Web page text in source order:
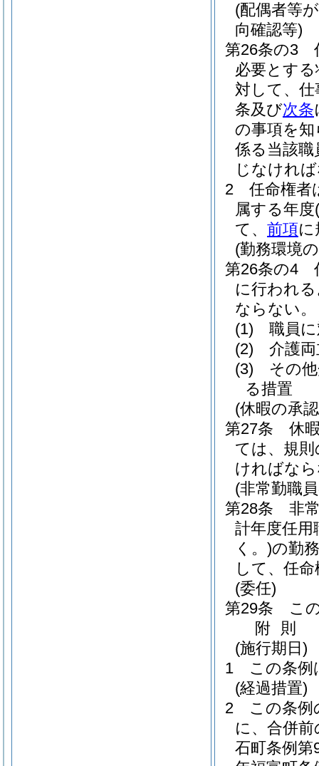
(配偶者等
向確認等)
第26条の3
必要とす
対して、
条及び次条
の事項を
係る当該
じなけれ
2
任命権者
属する年度
て、 前項
(勤務環境
第26条の4
に行われ
ならない。
(1)
職員
(2)
介護
(3)
その
る措置
(休暇の承
第27条
休
ては、規
ければな
(非常勤職
第28条
非
計年度任用
く。)の勤
して、任
(委任)
第29条
こ
附 則
(施行期日)
1
この条例
(経過措置)
2
この条例
に、合併
石町条例第